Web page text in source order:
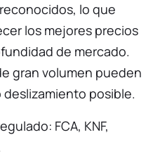
lo que
los mejores precios
de mercado.
gran volumen pueden
posible.
FCA, KNF,